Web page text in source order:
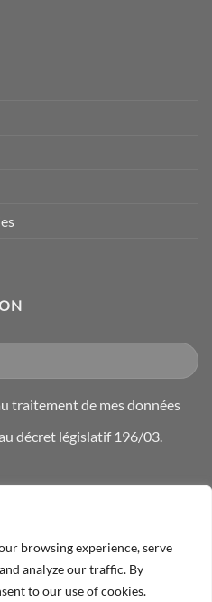
browsing experience, serve
analyze our traffic. By
to our use of cookies.
traitement de mes données
décret législatif 196/03.
PRODUITS
VIE PRIVÉE
COOKIES
MON COMPTE
TVA 01221360264 | Poignées et